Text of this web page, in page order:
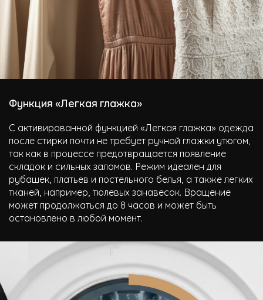
Функция «Легкая глажка»
С активированной функцией «Легкая глажка» одежда
после стирки почти не требует ручной глажки утюгом,
так как в процессе предотвращается появление
складок и сильных заломов. Режим идеален для
рубашек, платьев и постельного белья, а также легких
тканей, например, тюлевых занавесок. Вращение
может продолжаться до 8 часов и может быть
остановлено в любой момент.